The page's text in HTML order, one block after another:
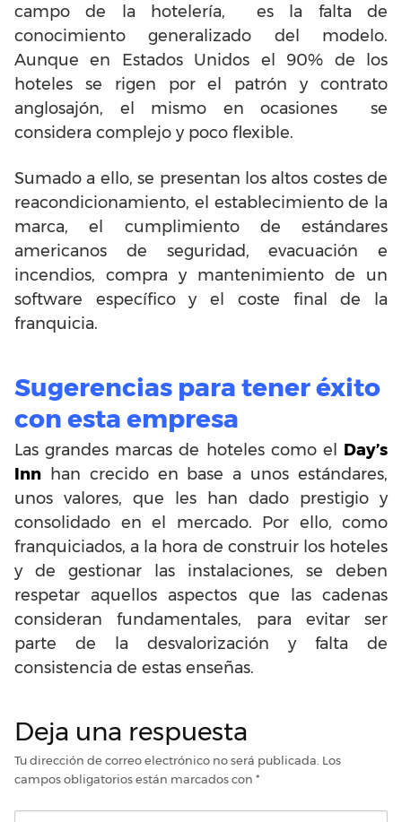
campo de la hotelería, es la falta de
conocimiento generalizado del modelo.
Aunque en Estados Unidos el 90% de los
hoteles se rigen por el patrón y contrato
anglosajón, el mismo en ocasiones se
considera complejo y poco flexible.
Sumado a ello, se presentan los altos costes de
reacondicionamiento, el establecimiento de la
marca, el cumplimiento de estándares
americanos de seguridad, evacuación e
incendios, compra y mantenimiento de un
software específico y el coste final de la
franquicia.
Sugerencias para tener éxito
con esta empresa
Las grandes marcas de hoteles como el Day’s
Inn han crecido en base a unos estándares,
unos valores, que les han dado prestigio y
consolidado en el mercado. Por ello, como
franquiciados, a la hora de construir los hoteles
y de gestionar las instalaciones, se deben
respetar aquellos aspectos que las cadenas
consideran fundamentales, para evitar ser
parte de la desvalorización y falta de
consistencia de estas enseñas.
Deja una respuesta
Tu dirección de correo electrónico no será publicada. Los
campos obligatorios están marcados con *